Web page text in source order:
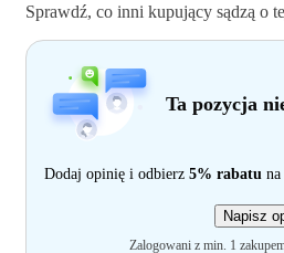
Sprawdź, co inni kupujący sądzą o
Ta pozycja
Dodaj opinię i odbierz 5% rabatu
Napisz
Zalogowani z min. 1